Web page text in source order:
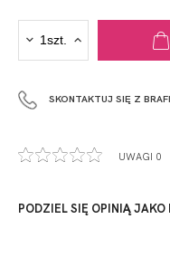
Fashiontex Group
+48 42 719 43 15
90-057
Polska
SKONTAKTUJ SIĘ Z
UWAGI 0
PODZIEL SIĘ OPINIĄ JAKO